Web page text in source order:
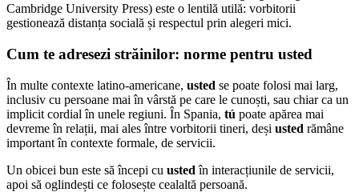
Cambridge University Press) este o lentilă utilă: vorbitorii
gestionează distanța socială și respectul prin alegeri mici.
Cum te adresezi străinilor: norme pentru usted
În multe contexte latino-americane, usted se poate folosi mai larg,
inclusiv cu persoane mai în vârstă pe care le cunoști, sau chiar ca un
implicit cordial în unele regiuni. În Spania, tú poate apărea mai
devreme în relații, mai ales între vorbitorii tineri, deși usted rămâne
important în contexte formale, de servicii.
Un obicei bun este să începi cu usted în interacțiunile de servicii,
apoi să oglindești ce folosește cealaltă persoană.